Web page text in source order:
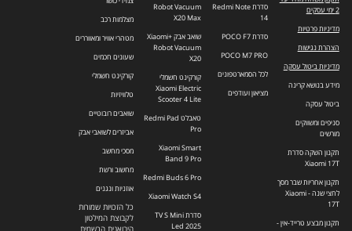
2 ימי עסקים
מדיניות פרטיות
הצהרת נגישות
מדיניות ביטול עסקה
מידע בנושא קרינה
ביטול עסקה
סניפים ומשווקים
מורשים
תקנון השקה סדרת
Xiaomi 17T
תקנון אחריות שבר מסך
לחצי שנה - Xiaomi
17T
תקנון מבצע טרייד-אין -
סדרת Redmi Note
14
סדרת POCO F7
POCO M7 PRO
לכל הסמארטפונים
מציאון ועודפים
Robot Vacuum
X20 Max
שואב אבק +Xiaomi
Robot Vacuum
X20
קורקינט חשמלי
Xiaomi Electric
Scooter 4 Lite
טאבלט Redmi Pad
Pro
Xiaomi Smart
Band 9 Pro
Redmi Buds 6 Pro
Xiaomi Watch S4
סדרת TV S Mini
Led 2025
מצלמות רכב
מטהרי אוויר ומאווררים
שעונים חכמים
קורקינט חשמלי
טלוויזיות
שואבים רובוטיים
אביזרים לשואבי אבק
מסכי מחשב
מחשוב ורשת
אוזניות ונגנים
כל הזכויות שמורות
לקבוצת המילטון